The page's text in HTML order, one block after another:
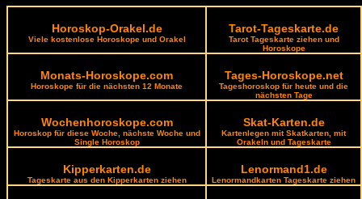
Horoskop-Orakel.de
Viele kostenlose Horoskope und Orakel
Tarot-Tageskarte.de
Tarot Tageskarte ziehen und
Horoskope
Monats-Horoskope.com
Horoskope für die nächsten 12 Monate
Tages-Horoskope.net
Tageshoroskop für heute und die
nächsten Tage
Wochenhoroskope.com
Horoskop für diese Woche, nächste Woche und
Single Horoskop
Skat-Karten.de
Kartenlegen mit Skatkarten, mit
Orakeln und Tageskarte
Kipperkarten.de
Tageskarte aus den Kipperkarten ziehen
Lenormand1.de
Lenormandkarten Tageskarte ziehen